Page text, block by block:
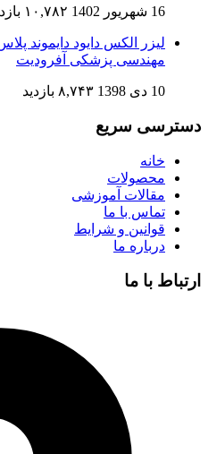
16 شهریور 1402 ۱۰,۷۸۲ بازدید
مهندسی پزشکی آفرودیت
10 دی 1398 ۸,۷۴۳ بازدید
دسترسی سریع
خانه
محصولات
مقالات آموزشی
تماس با ما
قوانین و شرایط
درباره ما
ارتباط با ما